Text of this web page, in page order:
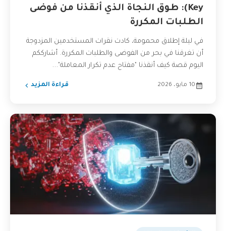
Key): طوق النجاة الذي أنقذنا من فوضى
الطلبات المكررة
في ليلة إطلاق محمومة، كادت نقرات المستخدمين المزدوجة
أن تغرقنا في بحر من الفوضى والطلبات المكررة. أشارككم
اليوم قصة كيف أنقذنا "مفتاح عدم تكرار المعاملة"...
10 مايو، 2026 قراءة المزيد